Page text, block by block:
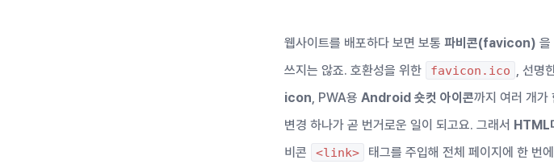
웹사이트를 배포하다 보면 보통 파비콘(favicon) 을
쓰지는 않죠. 호환성을 위한
favicon.ico , 선명
icon, PWA용 Android 숏컷 아이콘까지 여러 개가
변경 하나가 곧 번거로운 일이 되고요. 그래서 HTML
비콘
<link> 태그를 주입해 전체 페이지에 한 번